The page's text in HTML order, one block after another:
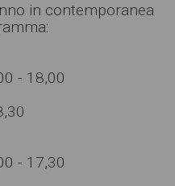
in contemporanea
- 18,00
- 17,30